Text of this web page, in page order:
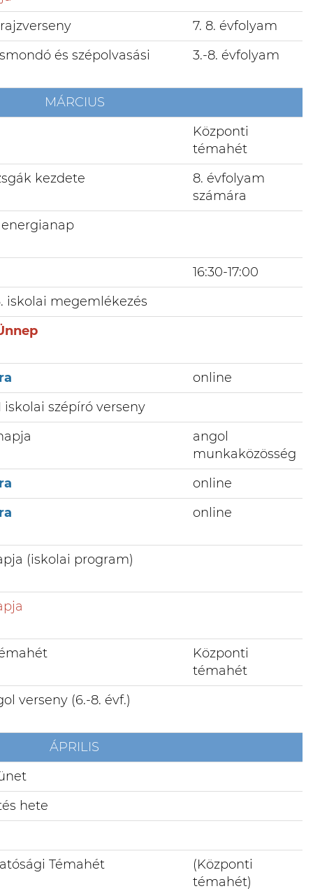
7. 8. évfolyam
és szépolvasási
3.-8. évfolyam
MÁRCIUS
Központi
témahét
kezdete
8. évfolyam
számára
16:30-17:00
iskolai megemlékezés
online
iskolai szépíró verseny
angol
munkaközösség
online
online
(iskolai program)
Központi
témahét
verseny (6.-8. évf.)
ÁPRILIS
hete
Témahét
(Központi
témahét)